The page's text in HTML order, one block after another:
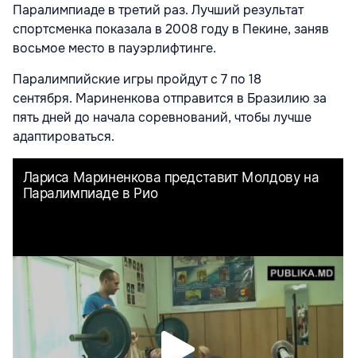
Паралимпиаде в третий раз. Лучший результат
спортсменка показала в 2008 году в Пекине, заняв
восьмое место в пауэрлифтинге.
Паралимпийские игры пройдут с 7 по 18
сентября. Мариненкова отправится в Бразилию за
пять дней до начала соревнований, чтобы лучше
адаптироваться.